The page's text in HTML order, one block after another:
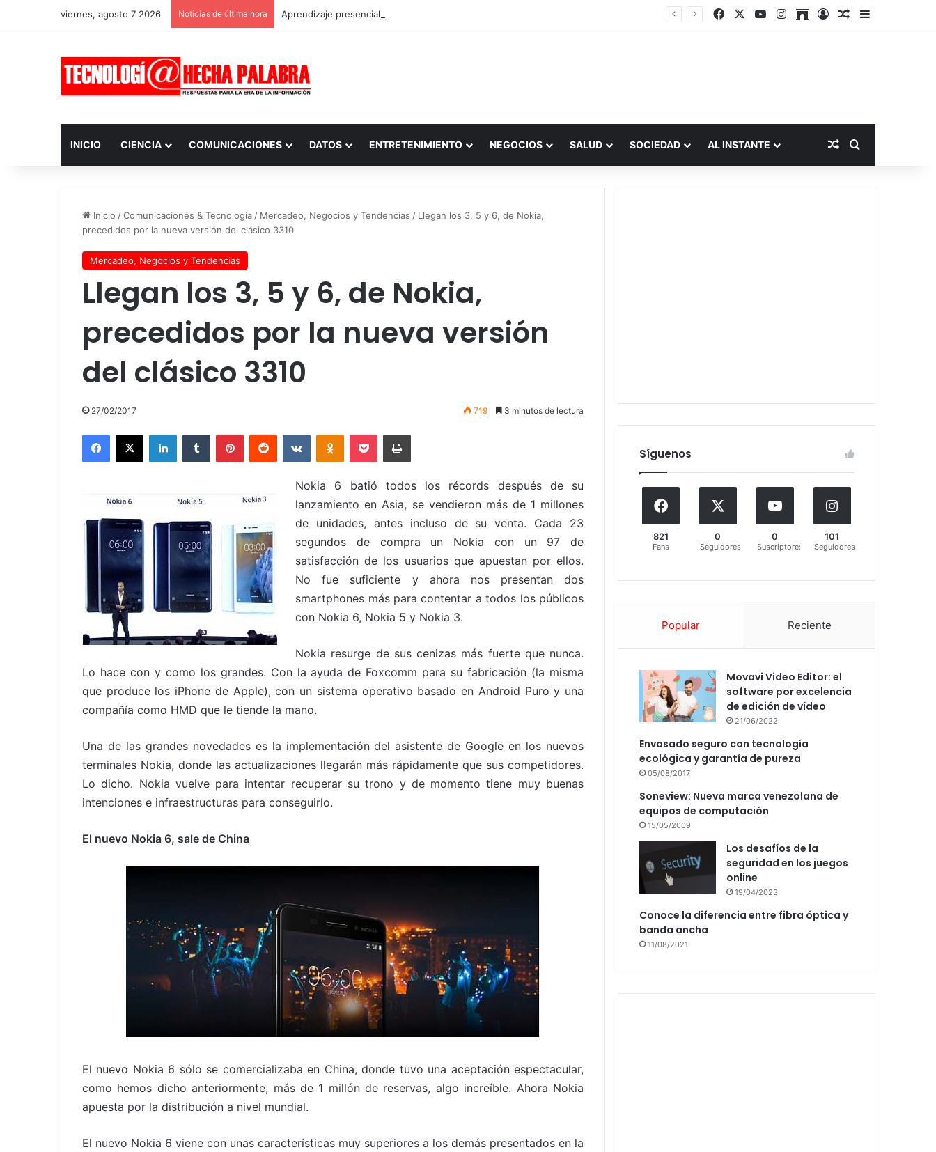
viernes, agosto 7 2026 Noticias de última hora Aprendizaje presencial vs. por internet FacebookYouTubeInstagram
ArchiveAccesoPublicación al
Barra lateral
INICIO CIENCIA COMUNICACIONES DATOS ENTRETENIMIENTO NEGOCIOS SALUD SOCIEDAD AL INSTANTE Publicación al
Buscar por
Inicio /Comunicaciones & Tecnología / Mercadeo, Negocios y Tendencias / Llegan los 3, 5 y 6, de Nokia,
precedidos por la nueva versión del clásico 3310
Mercadeo, Negocios y Tendencias
Llegan los 3, 5 y 6, de Nokia,
precedidos por la nueva versión
del clásico 3310
27/02/2017 719 3 minutos de lectura
Facebook
X LinkedInTumblr PinterestReddit VKontakteOdnoklassniki
Pocket Imprimir
Nokia 6 batió todos los récords después de su
lanzamiento en Asia, se vendieron más de 1 millones
de unidades, antes incluso de su venta. Cada 23
segundos de compra un Nokia con un 97 de
satisfacción de los usuarios que apuestan por ellos.
No fue suficiente y ahora nos presentan dos
smartphones más para contentar a todos los públicos
con Nokia 6, Nokia 5 y Nokia 3.
Nokia resurge de sus cenizas más fuerte que nunca.
Lo hace con y como los grandes. Con la ayuda de Foxcomm para su fabricación (la misma
que produce los iPhone de Apple), con un sistema operativo basado en Android Puro y una
compañía como HMD que le tiende la mano.
Una de las grandes novedades es la implementación del asistente de Google en los nuevos
terminales Nokia, donde las actualizaciones llegarán más rápidamente que sus competidores.
Lo dicho. Nokia vuelve para intentar recuperar su trono y de momento tiene muy buenas
intenciones e infraestructuras para conseguirlo.
El nuevo Nokia 6, sale de China
El nuevo Nokia 6 sólo se comercializaba en China, donde tuvo una aceptación espectacular,
como hemos dicho anteriormente, más de 1 millón de reservas, algo increíble. Ahora Nokia
apuesta por la distribución a nivel mundial.
El nuevo Nokia 6 viene con unas características muy superiores a los demás presentados en la
Síguenos
821
Fans
0
Seguidores
0
Suscriptores
101
Seguidores
Popular Reciente
Movavi Video Editor: el
software por excelencia
de edición de vídeo
21/06/2022
Envasado seguro con tecnología
ecológica y garantía de pureza
05/08/2017
Soneview: Nueva marca venezolana de
equipos de computación
15/05/2009
Los desafíos de la
seguridad en los juegos
online
19/04/2023
Conoce la diferencia entre fibra óptica y
banda ancha
11/08/2021